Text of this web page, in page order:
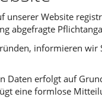
Website
abgefragte
informieren
Daten erfolgt auf
eine formlose